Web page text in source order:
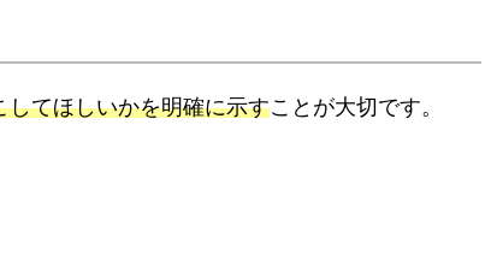
てほしいかを明確に示す ことが大切です。